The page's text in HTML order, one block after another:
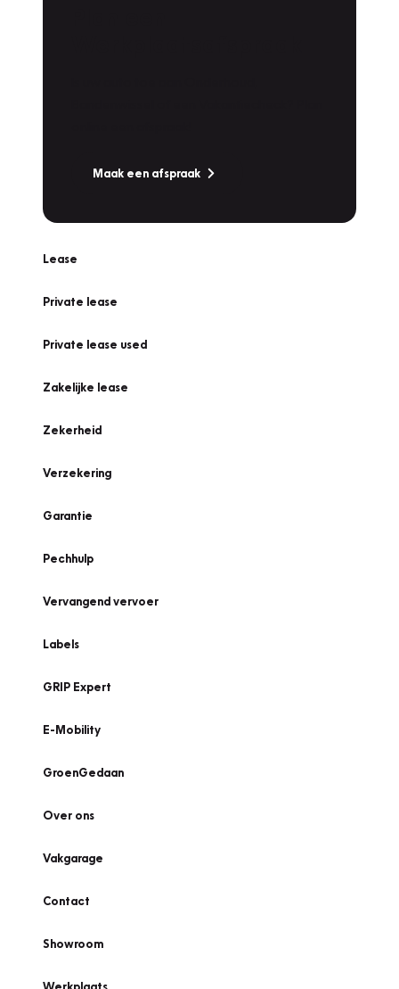
Maak een afspraak
Lease
Private lease
Private lease used
Zakelijke lease
Zekerheid
Verzekering
Garantie
Pechhulp
Vervangend vervoer
Labels
GRIP Expert
E-Mobility
GroenGedaan
Over ons
Vakgarage
Contact
Showroom